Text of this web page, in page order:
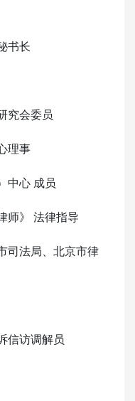
书长
究会委员
理事
中心 成员
师》 法律指导
司法局、北京市律
信访调解员